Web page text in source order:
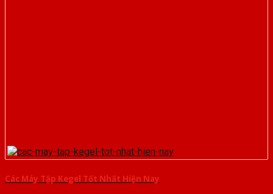
Các Máy Tập Kegel Tốt Nhất Hiện Nay